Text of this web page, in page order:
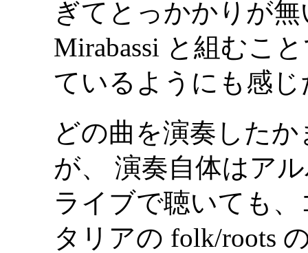
ぎてとっかかりが
Mirabassi と組むこ
ているようにも感じ
どの曲を演奏した
が、 演奏自体はア
ライブで聴いても
タリアの folk/roots